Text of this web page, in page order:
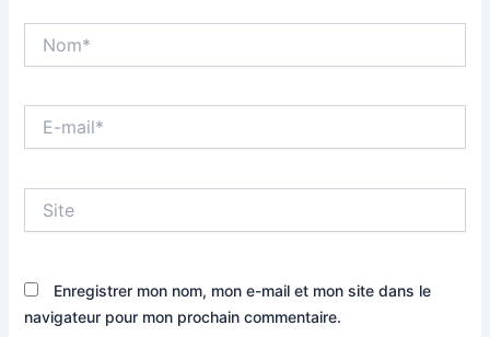
mail*
Enregistrer mon nom, mon e-mail et mon site dans le
navigateur pour mon prochain commentaire.